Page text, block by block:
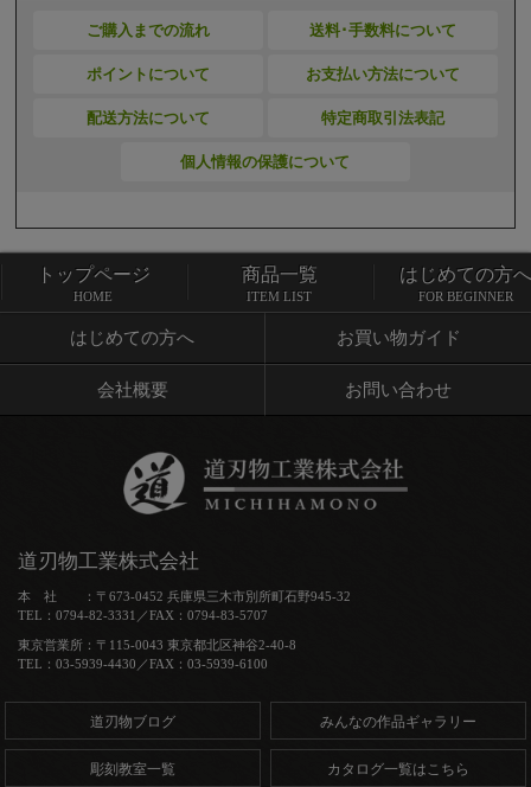
ご購入までの流れ 送料･手数料について
ポイントについて お支払い方法について
配送方法について 特定商取引法表記
個人情報の保護について
トップページ 商品一覧
はじめての方へ お買い物ガイド
会社概要 お問い合わせ
トップページ
HOME
商品一覧
ITEM LIST
はじめての方へ
FOR BEGINNER
道刃物工業株式会社
本 社 ：〒673-0452 兵庫県三木市別所町石野945-32
TEL：0794-82-3331／FAX：0794-83-5707
東京営業所：〒115-0043 東京都北区神谷2-40-8
TEL：03-5939-4430／FAX：03-5939-6100
道刃物ブログ みんなの作品ギャラリー
彫刻教室一覧 カタログ一覧はこちら